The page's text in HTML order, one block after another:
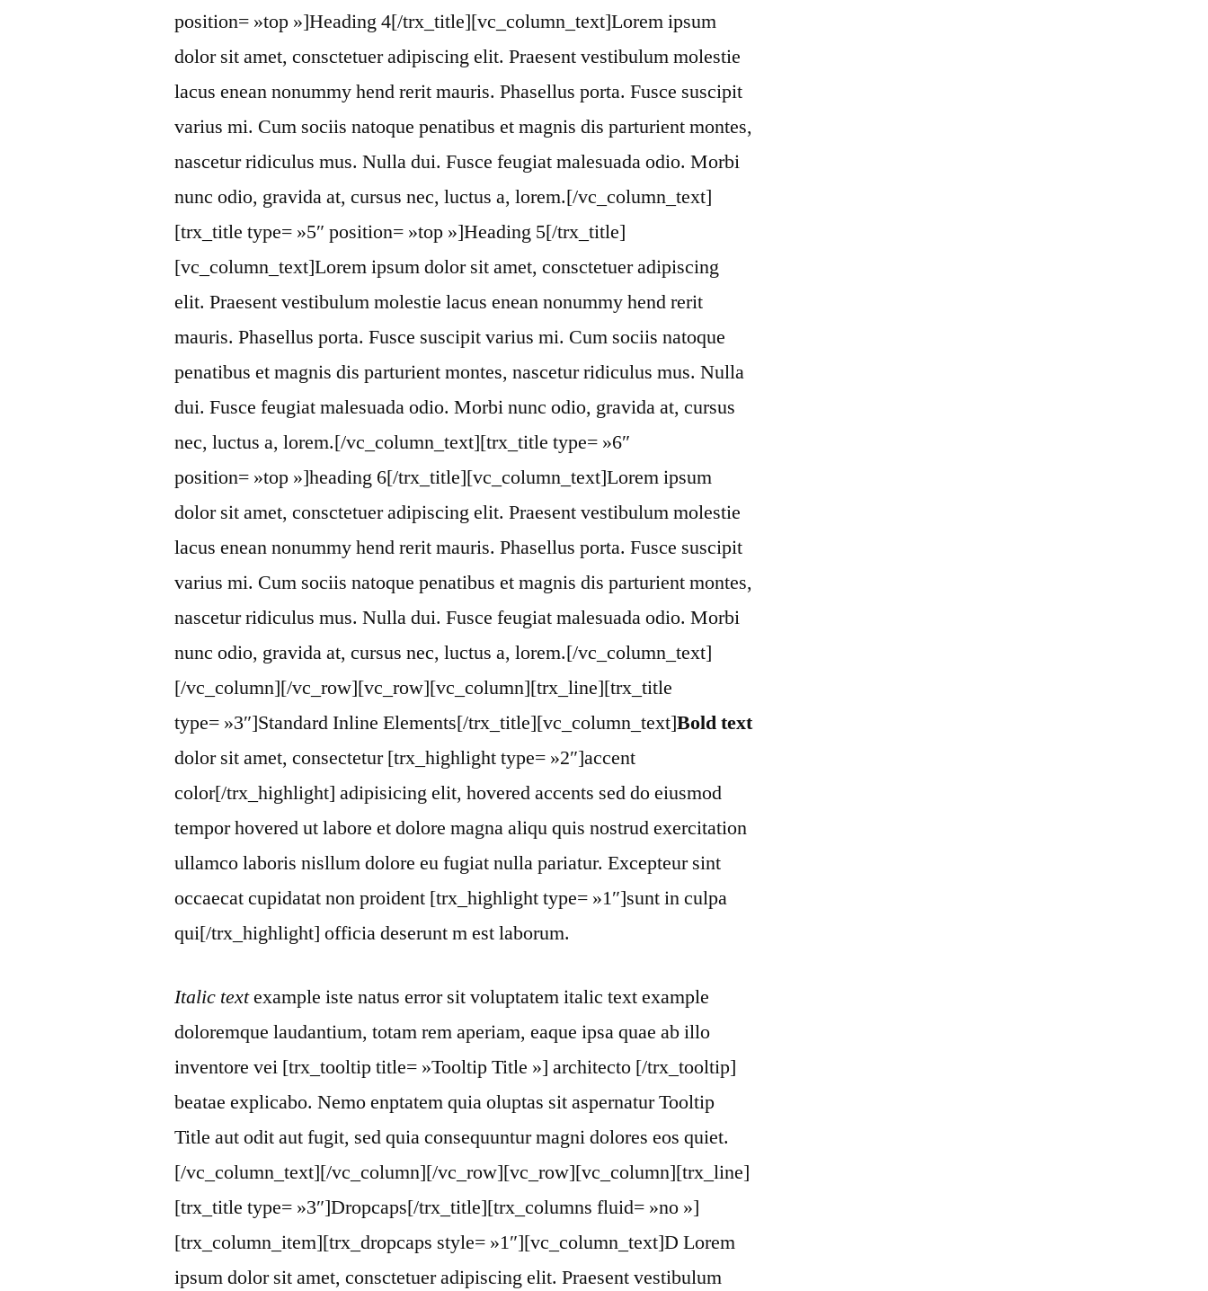
position= »top »]Heading 4[/trx_title][vc_column_text]Lorem ipsum
dolor sit amet, consctetuer adipiscing elit. Praesent vestibulum molestie
lacus enean nonummy hend rerit mauris. Phasellus porta. Fusce suscipit
varius mi. Cum sociis natoque penatibus et magnis dis parturient montes,
nascetur ridiculus mus. Nulla dui. Fusce feugiat malesuada odio. Morbi
nunc odio, gravida at, cursus nec, luctus a, lorem.[/vc_column_text]
[trx_title type= »5″ position= »top »]Heading 5[/trx_title]
[vc_column_text]Lorem ipsum dolor sit amet, consctetuer adipiscing
elit. Praesent vestibulum molestie lacus enean nonummy hend rerit
mauris. Phasellus porta. Fusce suscipit varius mi. Cum sociis natoque
penatibus et magnis dis parturient montes, nascetur ridiculus mus. Nulla
dui. Fusce feugiat malesuada odio. Morbi nunc odio, gravida at, cursus
nec, luctus a, lorem.[/vc_column_text][trx_title type= »6″
position= »top »]heading 6[/trx_title][vc_column_text]Lorem ipsum
dolor sit amet, consctetuer adipiscing elit. Praesent vestibulum molestie
lacus enean nonummy hend rerit mauris. Phasellus porta. Fusce suscipit
varius mi. Cum sociis natoque penatibus et magnis dis parturient montes,
nascetur ridiculus mus. Nulla dui. Fusce feugiat malesuada odio. Morbi
nunc odio, gravida at, cursus nec, luctus a, lorem.[/vc_column_text]
[/vc_column][/vc_row][vc_row][vc_column][trx_line][trx_title
type= »3″]Standard Inline Elements[/trx_title][vc_column_text]Bold text
dolor sit amet, consectetur [trx_highlight type= »2″]accent
color[/trx_highlight] adipisicing elit, hovered accents sed do eiusmod
tempor hovered ut labore et dolore magna aliqu quis nostrud exercitation
ullamco laboris nisllum dolore eu fugiat nulla pariatur. Excepteur sint
occaecat cupidatat non proident [trx_highlight type= »1″]sunt in culpa
qui[/trx_highlight] officia deserunt m est laborum.
Italic textexample iste natus error sit voluptatem italic text example
doloremque laudantium, totam rem aperiam, eaque ipsa quae ab illo
inventore vei [trx_tooltip title= »Tooltip Title »] architecto [/trx_tooltip]
beatae explicabo. Nemo enptatem quia oluptas sit aspernatur Tooltip
Title aut odit aut fugit, sed quia consequuntur magni dolores eos quiet.
[/vc_column_text][/vc_column][/vc_row][vc_row][vc_column][trx_line]
[trx_title type= »3″]Dropcaps[/trx_title][trx_columns fluid= »no »]
[trx_column_item][trx_dropcaps style= »1″][vc_column_text]D Lorem
ipsum dolor sit amet, consctetuer adipiscing elit. Praesent vestibulum